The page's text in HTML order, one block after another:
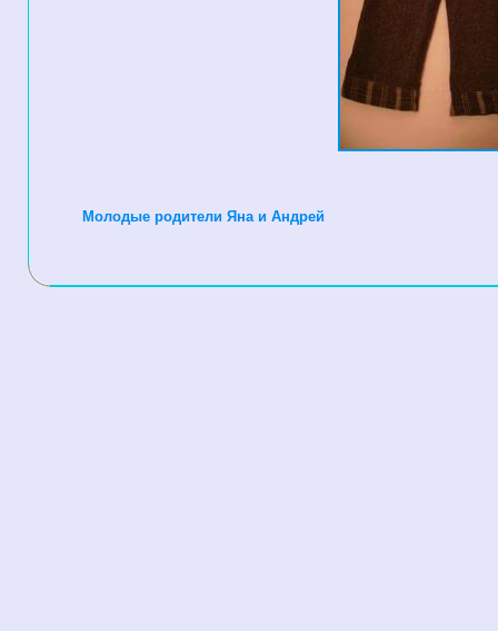
Молодые родители Яна и Андрей